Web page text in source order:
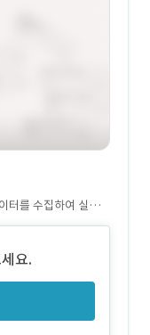
를 수집하여 실시간
지표를 모니터링하고
요.